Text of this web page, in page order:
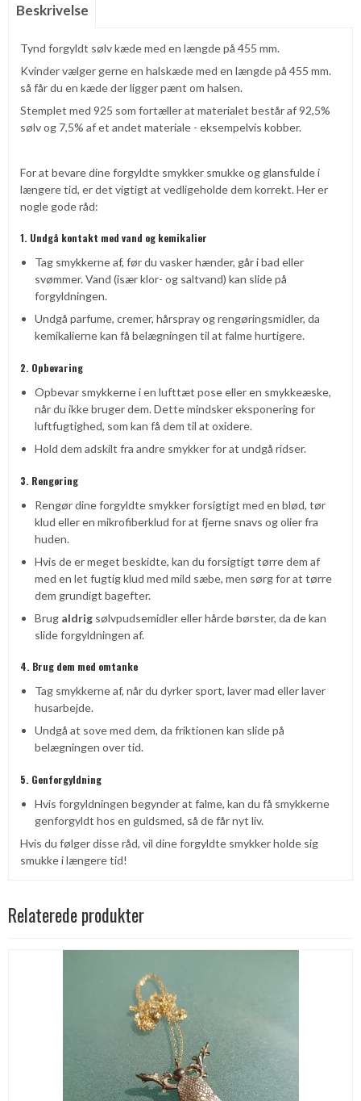
Beskrivelse
Tynd forgyldt sølv kæde med en længde på 455 mm.
Kvinder vælger gerne en halskæde med en længde på 455 mm.
så får du en kæde der ligger pænt om halsen.
Stemplet med 925 som fortæller at materialet består af 92,5%
sølv og 7,5% af et andet materiale - eksempelvis kobber.
For at bevare dine forgyldte smykker smukke og glansfulde i
længere tid, er det vigtigt at vedligeholde dem korrekt. Her er
nogle gode råd:
1. Undgå kontakt med vand og kemikalier
Tag smykkerne af, før du vasker hænder, går i bad eller
svømmer. Vand (især klor- og saltvand) kan slide på
forgyldningen.
Undgå parfume, cremer, hårspray og rengøringsmidler, da
kemikalierne kan få belægningen til at falme hurtigere.
2. Opbevaring
Opbevar smykkerne i en lufttæt pose eller en smykkeæske,
når du ikke bruger dem. Dette mindsker eksponering for
luftfugtighed, som kan få dem til at oxidere.
Hold dem adskilt fra andre smykker for at undgå ridser.
3. Rengøring
Rengør dine forgyldte smykker forsigtigt med en blød, tør
klud eller en mikrofiberklud for at fjerne snavs og olier fra
huden.
Hvis de er meget beskidte, kan du forsigtigt tørre dem af
med en let fugtig klud med mild sæbe, men sørg for at tørre
dem grundigt bagefter.
Brug aldrigsølvpudsemidler eller hårde børster, da de kan
slide forgyldningen af.
4. Brug dem med omtanke
Tag smykkerne af, når du dyrker sport, laver mad eller laver
husarbejde.
Undgå at sove med dem, da friktionen kan slide på
belægningen over tid.
5. Genforgyldning
Hvis forgyldningen begynder at falme, kan du få smykkerne
genforgyldt hos en guldsmed, så de får nyt liv.
Hvis du følger disse råd, vil dine forgyldte smykker holde sig
smukke i længere tid!
Relaterede produkter